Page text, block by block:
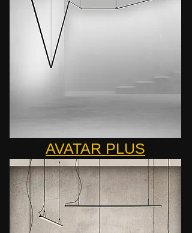
AVATAR PLUS